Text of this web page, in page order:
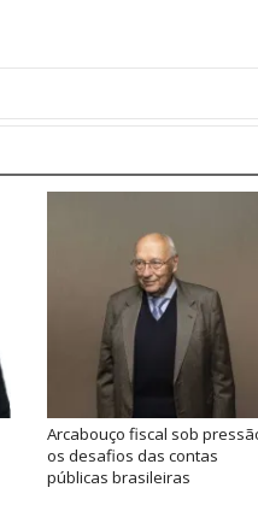
Arcabouço fiscal sob
os desafios das contas
públicas brasileiras